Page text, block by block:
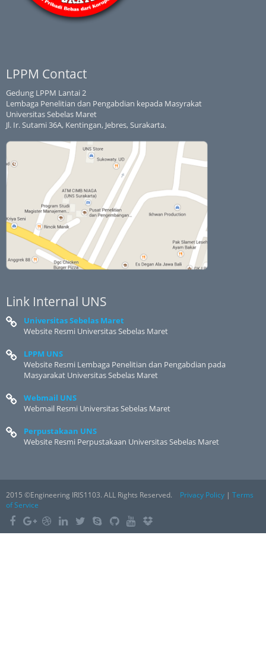
LPPM Contact
Gedung LPPM Lantai 2
Lembaga Penelitian dan Pengabdian kepada Masyrakat
Universitas Sebelas Maret
Jl. Ir. Sutami 36A, Kentingan, Jebres, Surakarta.
Link Internal UNS
Universitas Sebelas Maret
Website Resmi Universitas Sebelas Maret
LPPM UNS
Website Resmi Lembaga Penelitian dan Pengabdian pada
Masyarakat Universitas Sebelas Maret
Webmail UNS
Webmail Resmi Universitas Sebelas Maret
Perpustakaan UNS
Website Resmi Perpustakaan Universitas Sebelas Maret
2015 ©Engineering IRIS1103. ALL Rights Reserved. Privacy Policy | Terms
of Service